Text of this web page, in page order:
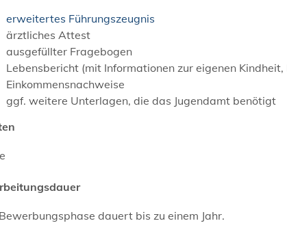
erweitertes Führungszeugnis
ärztliches Attest
ausgefüllter Fragebogen
Lebensbericht (mit Informationen zur eigenen
Einkommensnachweise
ggf. weitere Unterlagen, die das Jugendamt benötigt
dauert bis zu einem Jahr.